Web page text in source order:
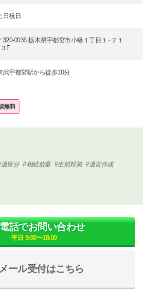
日祝日
320-0036 栃木県宇都宮市小幡１丁目１−２１
F
武宇都宮駅から徒歩10分
無料
遺留分 相続放棄 生前対策 遺言作成
メール受付はこちら
電話でお問い合わせ
平日 9:00〜18:00